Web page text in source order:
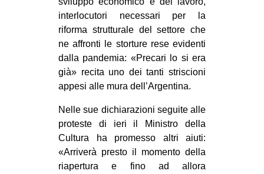
interlocutori necessari per la
riforma strutturale del settore che
ne affronti le storture rese evidenti
dalla pandemia: «Precari lo si era
già» recita uno dei tanti striscioni
appesi alle mura dell’Argentina.
Nelle sue dichiarazioni seguite alle
proteste di ieri il Ministro della
Cultura ha promesso altri aiuti:
«Arriverà presto il momento della
riapertura e fino ad allora